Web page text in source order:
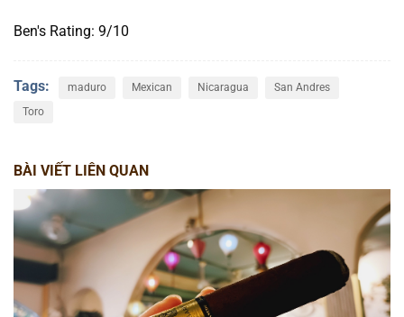
Ben's Rating: 9/10
Tags: maduro Mexican Nicaragua
San Andres
Toro
BÀI VIẾT LIÊN QUAN